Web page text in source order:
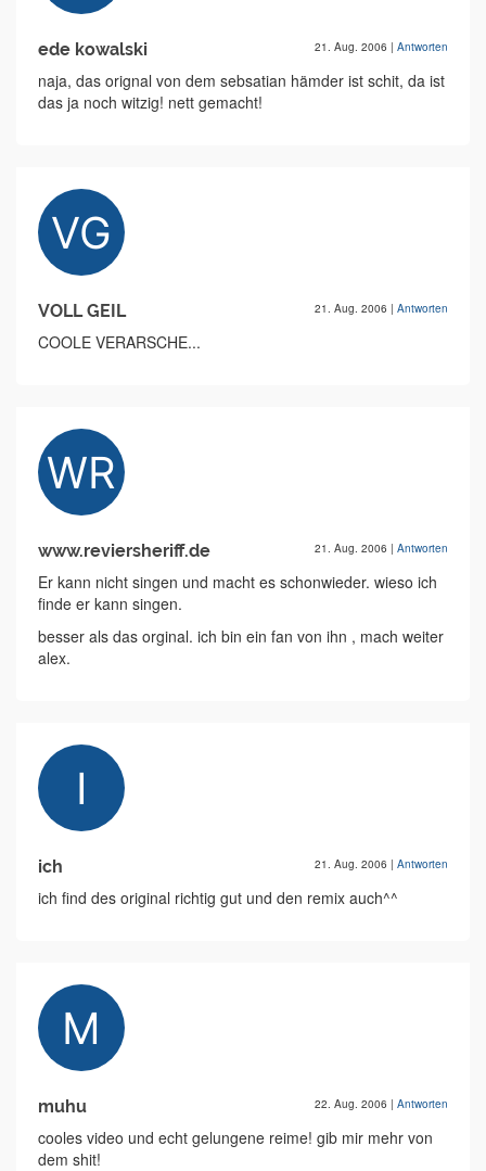
ede kowalski 21. Aug. 2006 | Antworten
naja, das orignal von dem sebsatian hämder ist schit, da ist
das ja noch witzig! nett gemacht!
VOLL GEIL 21. Aug. 2006 | Antworten
COOLE VERARSCHE...
www.reviersheriff.de 21. Aug. 2006 | Antworten
Er kann nicht singen und macht es schonwieder. wieso ich
finde er kann singen.
besser als das orginal. ich bin ein fan von ihn , mach weiter
alex.
ich 21. Aug. 2006 | Antworten
ich find des original richtig gut und den remix auch^^
muhu 22. Aug. 2006 | Antworten
cooles video und echt gelungene reime! gib mir mehr von
dem shit!